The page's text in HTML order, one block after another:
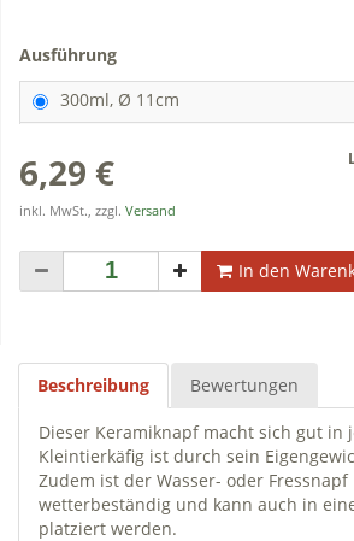
Ausführung
300ml, Ø 11cm
6,29 €
inkl. MwSt., zzgl. Versand
In den
Beschreibung Bewertungen
Dieser Keramiknapf macht sich gut in
Kleintierkäfig ist durch sein
Zudem ist der Wasser- oder
wetterbeständig und kann auch in
platziert werden.